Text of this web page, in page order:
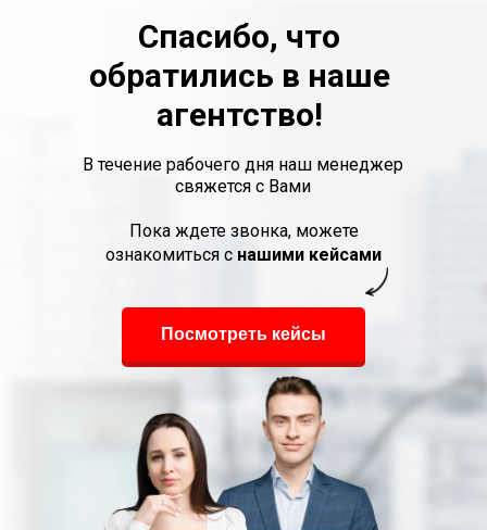
Спасибо, что
обратились в наше
агентство!
В течение рабочего дня наш менеджер
свяжется с Вами
Посмотреть кейсы
Пока ждете звонка, можете
ознакомиться с нашими кейсами